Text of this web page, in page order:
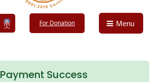
For Donation Menu
Payment Success